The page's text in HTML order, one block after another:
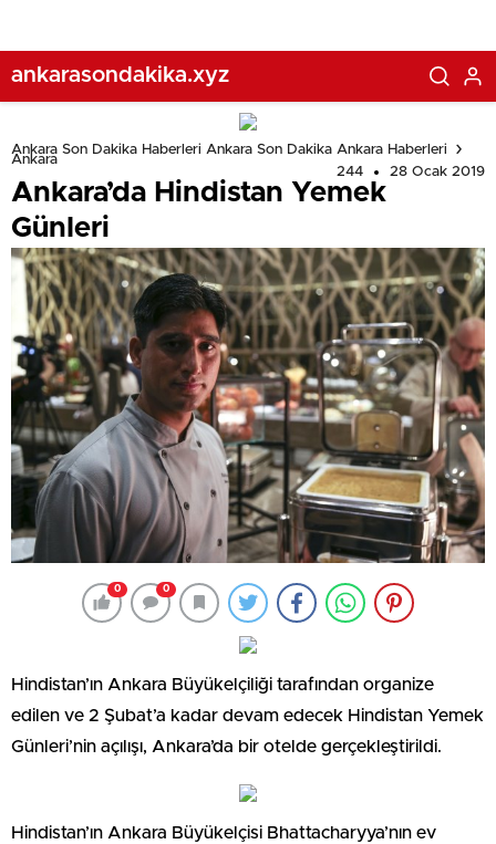
ankarasondakika.xyz
Ankara Son Dakika Haberleri Ankara Son Dakika Ankara Haberleri
Ankara
244
28 Ocak 2019
Ankara’da Hindistan Yemek
Günleri
0 0
Hindistan’ın Ankara Büyükelçiliği tarafından organize
edilen ve 2 Şubat’a kadar devam edecek Hindistan Yemek
Günleri’nin açılışı, Ankara’da bir otelde gerçekleştirildi.
Hindistan’ın Ankara Büyükelçisi Bhattacharyya’nın ev